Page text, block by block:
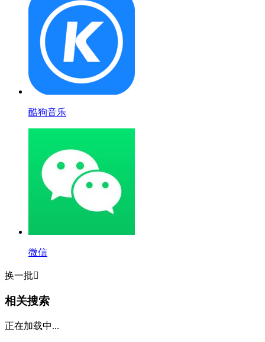
酷狗音乐
微信
换一批
相关搜索
正在加载中...